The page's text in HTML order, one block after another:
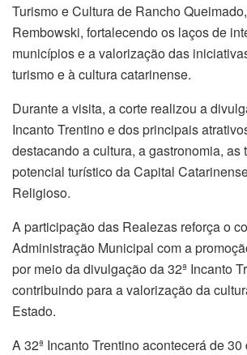
Turismo e Cultura de Rancho
Rembowski, fortalecendo os laços de
municípios e a valorização das
turismo e à cultura catarinense.
Durante a visita, a corte realizou a
Incanto Trentino e dos principais
destacando a cultura, a gastronomia, as
potencial turístico da Capital
Religioso.
A participação das Realezas reforça o
Administração Municipal com a
por meio da divulgação da 32ª Incanto
contribuindo para a valorização da
Estado.
A 32ª Incanto Trentino acontecerá de